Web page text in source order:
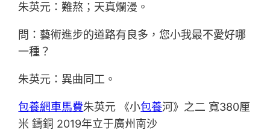
朱英元：難熬；天真爛漫。
問：藝術進步的道路有良多，您小我最不愛好哪
一種？
朱英元：異曲同工。
包養網車馬費朱英元 《小包養河》之二 寬380厘
米 鑄銅 2019年立于廣州南沙